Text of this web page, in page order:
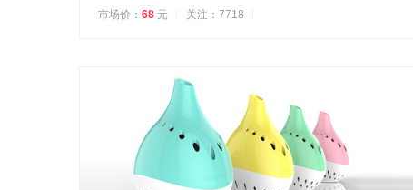
市场价： 68 元 关注：7718